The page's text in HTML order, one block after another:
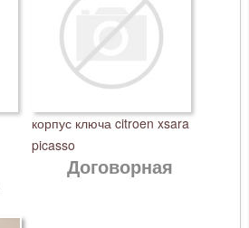
корпус ключа citroen xsara
picasso
Договорная